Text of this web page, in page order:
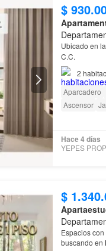
$
Ubicado en
C.C.
2
Aparcadero
Ascensor
Hace 4 días
$
Espacios
buscando en